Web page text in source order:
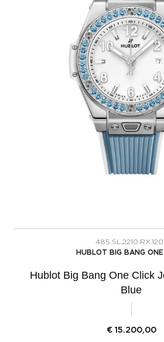
HUBLOT BIG BANG
Hublot Big Bang One Click
Blue
€ 15.200,00